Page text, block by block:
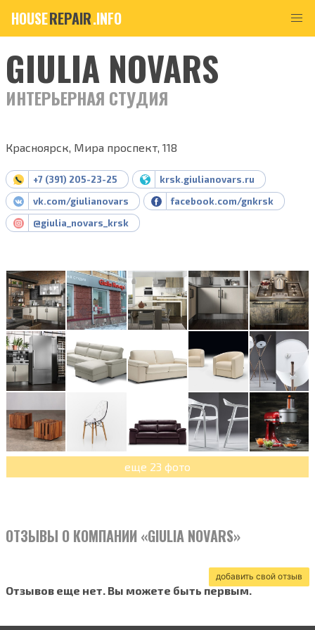
HOUSEREPAIR.INFO
GIULIA NOVARS
ИНТЕРЬЕРНАЯ СТУДИЯ
Красноярск, Мира проспект, 118
+7 (391) 205-23-25
krsk.giulianovars.ru
vk.com/giulianovars
facebook.com/gnkrsk
@giulia_novars_krsk
еще 23 фото
ОТЗЫВЫ О КОМПАНИИ «GIULIA NOVARS»
добавить свой отзыв
Отзывов еще нет. Вы можете быть первым.